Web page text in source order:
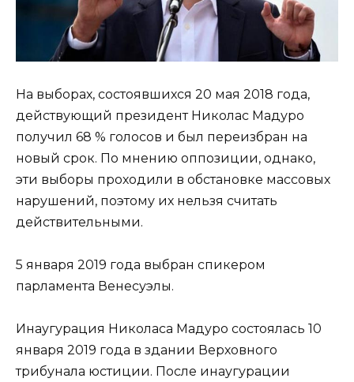
На выборах, состоявшихся 20 мая 2018 года,
действующий президент Николас Мадуро
получил 68 % голосов и был переизбран на
новый срок. По мнению оппозиции, однако,
эти выборы проходили в обстановке массовых
нарушений, поэтому их нельзя считать
действительными.
5 января 2019 года выбран спикером
парламента Венесуэлы.
Инаугурация Николаса Мадуро состоялась 10
января 2019 года в здании Верховного
трибунала юстиции. После инаугурации